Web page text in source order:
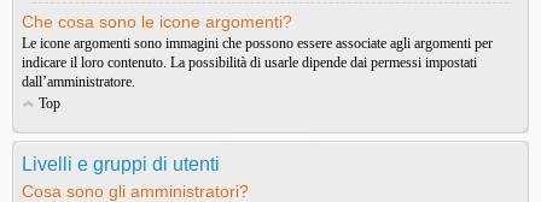
Che cosa sono le icone argomenti?
Le icone argomenti sono immagini che possono essere associate agli argomenti per
indicare il loro contenuto. La possibilità di usarle dipende dai permessi impostati
dall’amministratore.
Top
Livelli e gruppi di utenti
Cosa sono gli amministratori?